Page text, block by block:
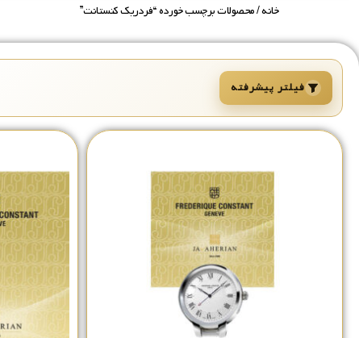
خانه/ محصولات برچسب خورده “فردریک کنستانت”
فیلتر پیشرفته